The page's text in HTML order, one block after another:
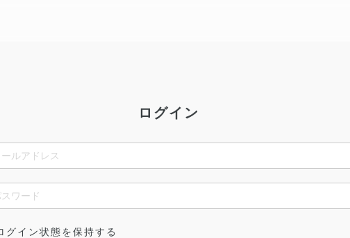
ログイン
グイン状態を保持する